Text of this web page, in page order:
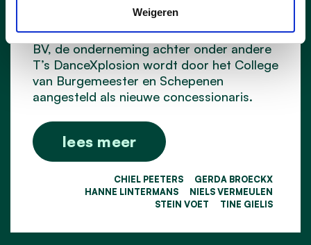
Weigeren
ontmoetingscentrum Capellebeemden
gevonden. Kandidaat Well’Air Dynamics
BV, de onderneming achter onder andere
T’s DanceXplosion wordt door het College
van Burgemeester en Schepenen
aangesteld als nieuwe concessionaris.
lees meer
CHIEL PEETERS
GERDA BROECKX
HANNE LINTERMANS
NIELS VERMEULEN
STEIN VOET
TINE GIELIS